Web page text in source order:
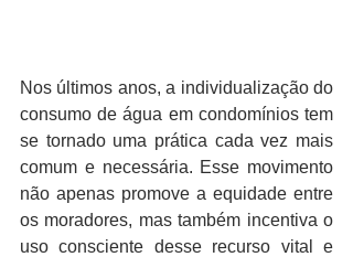
Nos últimos anos, a individualização do
consumo de água em condomínios tem
se tornado uma prática cada vez mais
comum e necessária. Esse movimento
não apenas promove a equidade entre
os moradores, mas também incentiva o
uso consciente desse recurso vital e